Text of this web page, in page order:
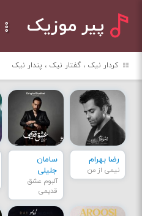
پیر موزیک
کردار نیک ، گفتار نیک ، پندار نیک
رضا بهرام
نیمی از من
سامان
جلیلی
آلبوم عشق
قدیمی